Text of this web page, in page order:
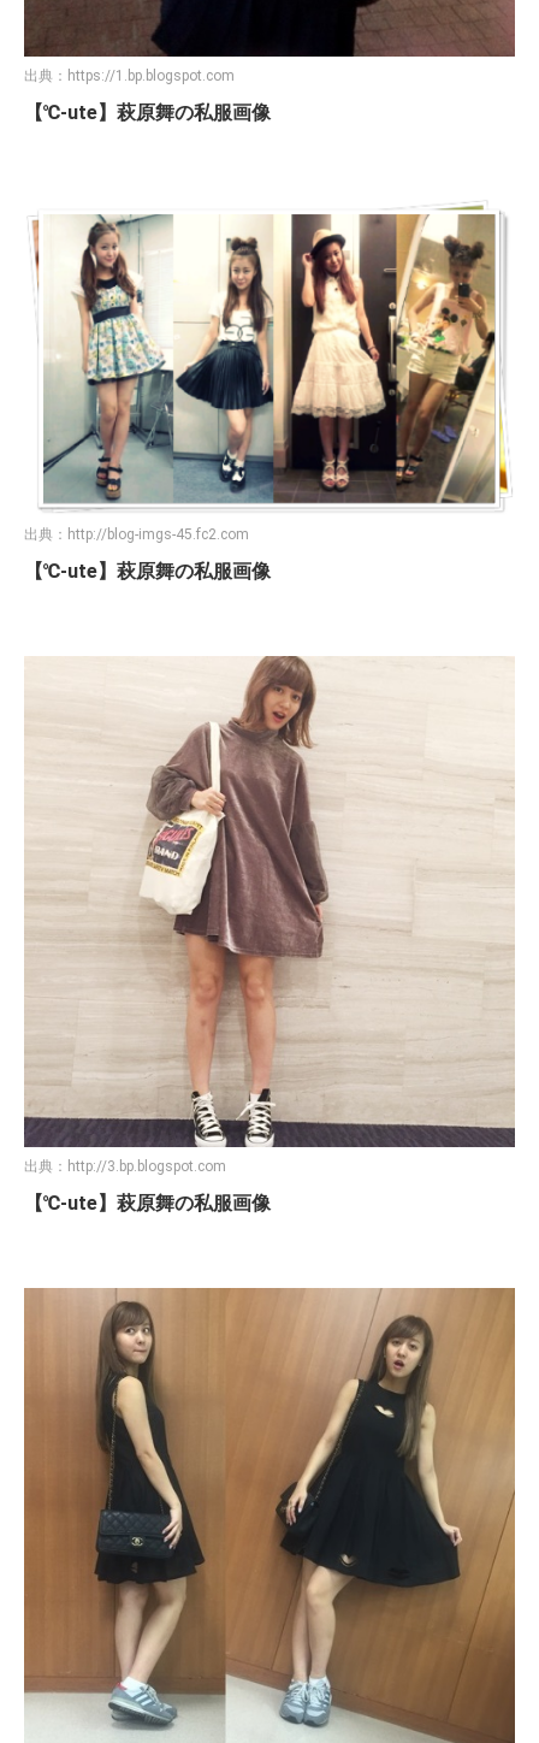
出典： https://1.bp.blogspot.com
【℃-ute】萩原舞の私服画像
出典： http://blog-imgs-45.fc2.com
【℃-ute】萩原舞の私服画像
出典： http://3.bp.blogspot.com
【℃-ute】萩原舞の私服画像